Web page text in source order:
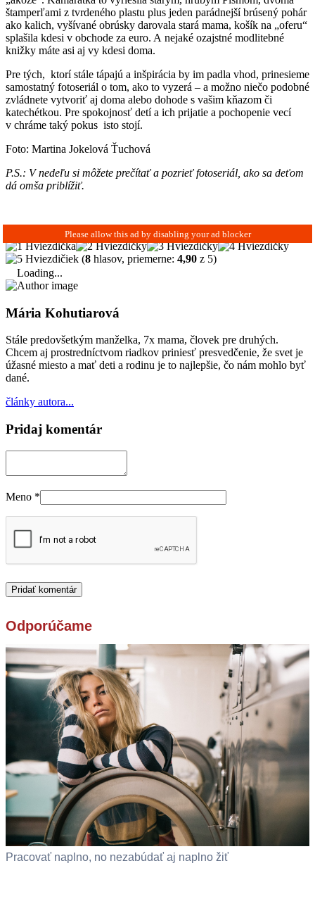
štamperľami z tvrdeného plastu plus jeden parádnejší brúsený pohár
ako kalich, vyšívané obrúsky darovala stará mama, košík na „oferu“
splašila kdesi v obchode za euro. A nejaké ozajstné modlitebné
knižky máte asi aj vy kdesi doma.
Pre tých, ktorí stále tápajú a inšpirácia by im padla vhod, prinesieme
samostatný fotoseriál o tom, ako to vyzerá – a možno niečo podobné
zvládnete vytvoriť aj doma alebo dohode s vašim kňazom či
katechétkou. Pre spokojnosť detí a ich prijatie a pochopenie vecí
v chráme taký pokus isto stojí.
Foto: Martina Jokelová Ťuchová
P.S.: V nedeľu si môžete prečítať a pozrieť fotoseriál, ako sa deťom
dá omša priblížiť.
(8 hlasov, priemerne: 4,90 z 5)
Loading...
Mária Kohutiarová
Stále predovšetkým manželka, 7x mama, človek pre druhých.
Chcem aj prostredníctvom riadkov priniesť presvedčenie, že svet je
úžasné miesto a mať deti a rodinu je to najlepšie, čo nám mohlo byť
dané.
články autora...
Pridaj komentár
Meno *
Odporúčame
Pracovať naplno, no nezabúdať aj naplno žiť